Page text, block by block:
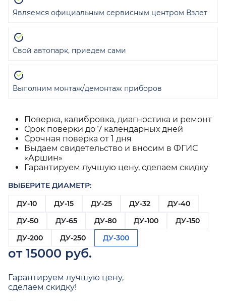
Поверка, калибровка, диагностика и ремонт
Срок поверки до 7 календарных дней
Срочная поверка от 1 дня
Выдаем свидетельство и вносим в ФГИС
«Аршин»
Гарантируем лучшую цену, сделаем скидку
ВЫБЕРИТЕ ДИАМЕТР:
ДУ-10
ДУ-15 ДУ-25 ДУ-32
ДУ-40
ДУ-50
ДУ-65 ДУ-80 ДУ-100
ДУ-150
ДУ-200
ДУ-250 ДУ-300
от 15000 руб.
Гарантируем лучшую цену,
сделаем скидку!
Являемся официальным сервисным центром Взлет
Свой автопарк, приедем сами
Выполним монтаж/демонтаж приборов